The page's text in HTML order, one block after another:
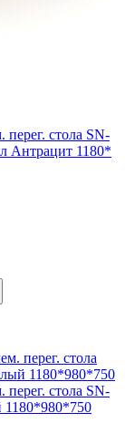
стола SN-
Антрацит 1180*
стола SN-
1180*980*750